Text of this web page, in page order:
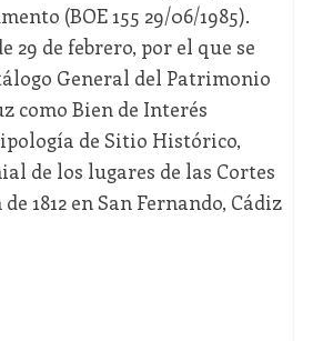
(BOE 155 29/06/1985).
29 de febrero, por el que se
General del Patrimonio
como Bien de Interés
de Sitio Histórico,
de los lugares de las Cortes
1812 en San Fernando, Cádiz